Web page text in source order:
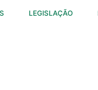
LEGISLAÇÃO